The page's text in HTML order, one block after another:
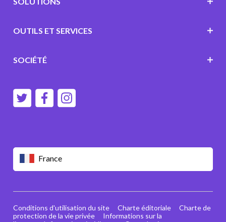
France
OUTILS ET SERVICES
SOCIÉTÉ
Conditions d'utilisation du site Charte éditoriale
Charte de
protection de la vie privée
Informations sur la